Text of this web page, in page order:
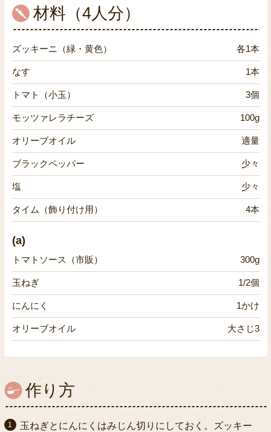
材料（4人分）
ズッキーニ（緑・黄色） 各1本
なす 1本
トマト（小玉） 3個
モッツァレラチーズ 100g
オリーブオイル 適量
ブラックペッパー 少々
塩 少々
タイム（飾り付け用） 4本
(a)
トマトソース（市販） 300g
玉ねぎ 1/2個
にんにく 1かけ
オリーブオイル 大さじ3
作り方
玉ねぎとにんにくはみじん切りにしておく。ズッキー